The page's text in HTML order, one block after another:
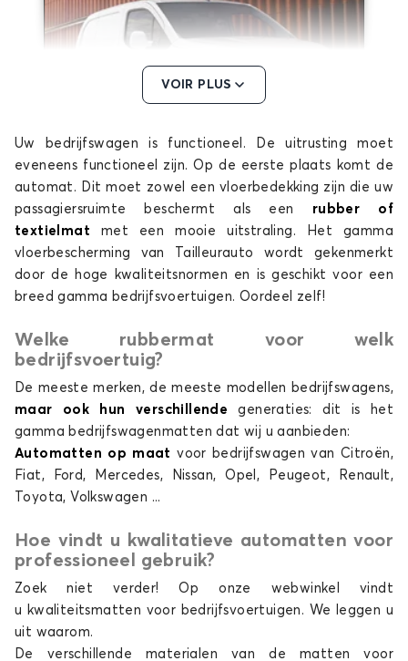
PROACE CITY
PROACE CITY Electric
Bedrijfswagen automatten voor TOYOTA
PROACE CITY Electric
PROACE Electric
Bedrijfswagen automatten voor TOYOTA
PROACE Electric
VOIR PLUS
Uw bedrijfswagen is functioneel. De uitrusting moet
eveneens functioneel zijn. Op de eerste plaats komt de
automat. Dit moet zowel een vloerbedekking zijn die uw
passagiersruimte beschermt als een
rubber of
textielmat met een mooie uitstraling. Het gamma
vloerbescherming van Tailleurauto wordt gekenmerkt
door de hoge kwaliteitsnormen en is geschikt voor een
breed gamma bedrijfsvoertuigen. Oordeel zelf!
Welke rubbermat voor welk
bedrijfsvoertuig?
De meeste merken, de meeste modellen bedrijfswagens,
maar ook hun verschillende generaties: dit is het
gamma bedrijfswagenmatten dat wij u aanbieden:
Automatten op maat voor bedrijfswagen van Citroën,
Fiat, Ford, Mercedes, Nissan, Opel, Peugeot, Renault,
Toyota, Volkswagen ...
Hoe vindt u kwalitatieve automatten voor
professioneel gebruik?
Zoek niet verder! Op onze webwinkel vindt
u kwaliteitsmatten voor bedrijfsvoertuigen. We leggen u
uit waarom.
De verschillende materialen van de matten voor